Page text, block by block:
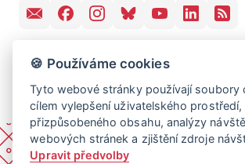
🍪 Používáme cookies
Tyto webové stránky používají soubory
cílem vylepšení uživatelského prostředí,
přizpůsobeného obsahu, analýzy
webových stránek a zjištění zdroje
Upravit předvolby